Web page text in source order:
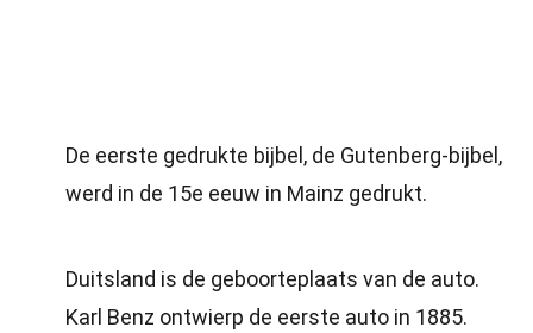
De eerste gedrukte bijbel, de Gutenberg-bijbel,
werd in de 15e eeuw in Mainz gedrukt.
Duitsland is de geboorteplaats van de auto.
Karl Benz ontwierp de eerste auto in 1885.